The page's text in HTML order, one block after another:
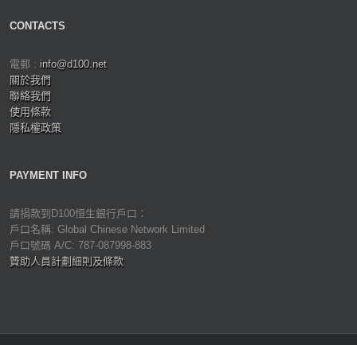
CONTACTS
電郵 : info@d100.net
關於我們
聯絡我們
使用條款
隱私權政策
PAYMENT INFO
請捐款到D100恒生銀行戶口：
戶口名稱: Global Chinese Network Limited
戶口號碼 A/C: 787-087998-883
贊助人員計劃細則及條款